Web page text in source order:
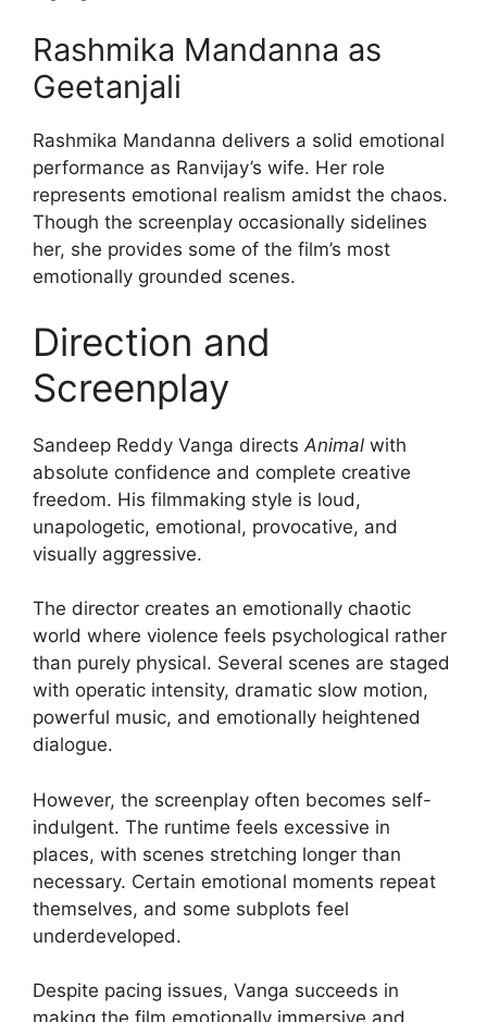
Rashmika Mandanna as
Geetanjali
Rashmika Mandanna delivers a solid emotional
performance as Ranvijay’s wife. Her role
represents emotional realism amidst the chaos.
Though the screenplay occasionally sidelines
her, she provides some of the film’s most
emotionally grounded scenes.
Direction and
Screenplay
Sandeep Reddy Vanga directs Animal with
absolute confidence and complete creative
freedom. His filmmaking style is loud,
unapologetic, emotional, provocative, and
visually aggressive.
The director creates an emotionally chaotic
world where violence feels psychological rather
than purely physical. Several scenes are staged
with operatic intensity, dramatic slow motion,
powerful music, and emotionally heightened
dialogue.
However, the screenplay often becomes self-
indulgent. The runtime feels excessive in
places, with scenes stretching longer than
necessary. Certain emotional moments repeat
themselves, and some subplots feel
underdeveloped.
Despite pacing issues, Vanga succeeds in
making the film emotionally immersive and